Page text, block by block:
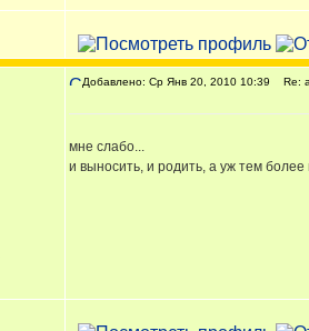
Добавлено: Ср Янв 20, 2010 10:39 Re:
мне слабо...
и выносить, и родить, а уж тем более